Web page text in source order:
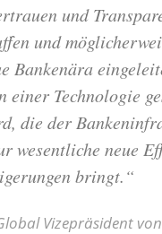
und
und
Ban­ken­ära
ei­ner Tech­no­lo­gie
die der
we­sent­li­che neue
bringt.“
Vizepräsident